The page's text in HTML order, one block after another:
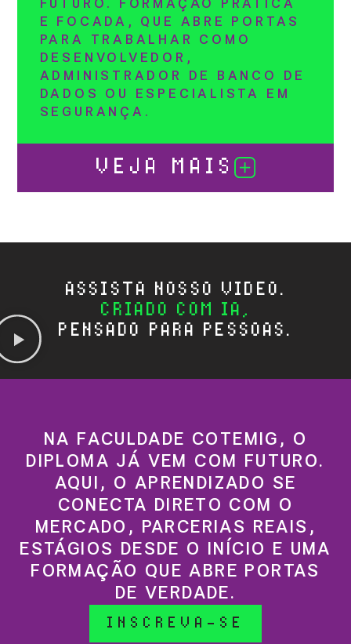
FUTURO. FORMAÇÃO PRÁTICA
E FOCADA, QUE ABRE PORTAS
PARA TRABALHAR COMO
DESENVOLVEDOR,
ADMINISTRADOR DE BANCO DE
DADOS OU ESPECIALISTA EM
SEGURANÇA.
VEJA MAIS
ASSISTA NOSSO V Í DEO.
CRIADO COM IA,
PENSADO PARA PESSOAS.
NA FACULDADE COTEMIG, O
DIPLOMA JÁ VEM COM FUTURO.
AQUI, O APRENDIZADO SE
CONECTA DIRETO COM O
MERCADO, PARCERIAS REAIS,
ESTÁGIOS DESDE O INÍCIO E UMA
FORMAÇÃO QUE ABRE PORTAS
DE VERDADE.
INSCREVA-SE